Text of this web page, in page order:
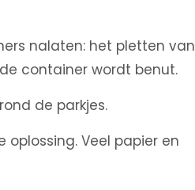
nalaten: het pletten van
container wordt benut.
de parkjes.
Veel papier en